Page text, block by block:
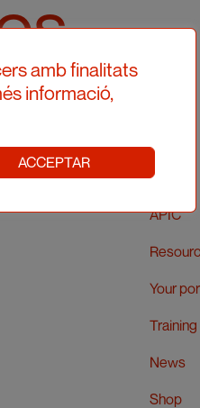
APIC
Your
Training
News
Shop
amb finalitats
informació,
ACCEPTAR